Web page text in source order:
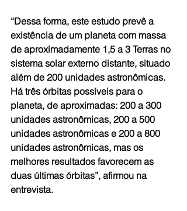
“Dessa forma, este estudo prevê a
existência de um planeta com massa
de aproximadamente 1,5 a 3 Terras no
sistema solar externo distante, situado
além de 200 unidades astronômicas.
Há três órbitas possíveis para o
planeta, de aproximadas: 200 a 300
unidades astronômicas, 200 a 500
unidades astronômicas e 200 a 800
unidades astronômicas, mas os
melhores resultados favorecem as
duas últimas órbitas”, afirmou na
entrevista.